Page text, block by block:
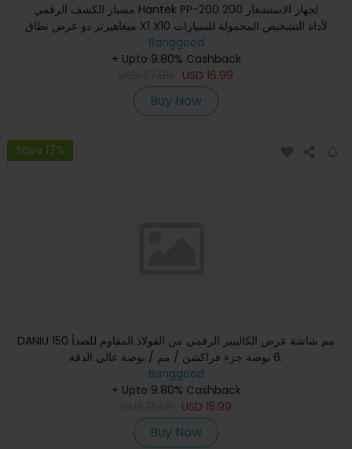
مسبار الكشف الرقمي Hantek PP-200 لجهاز الاستشعار 200
ميغاهيرتز ذو عرض نطاق X1 X10 لأداة التشخيص المحمولة للسيارات
جهاز ا
Banggood
+ Upto 9.80% Cashback
USD 16.99
Buy Now
Save 17%
DANIU 150 مم شاشة عرض الكاليبير الرقمي من الفولاذ المقاوم للصدأ
6 بوصة جزء فراكشن / مم / بوصة عالي الدقة.
Banggood
+ Upto 9.80% Cashback
USD 15.99
Buy Now